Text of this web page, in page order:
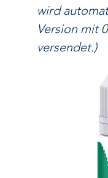
wird
Version mit
versendet.)